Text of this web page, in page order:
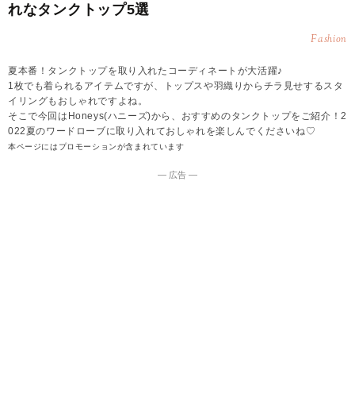
れなタンクトップ5選
Fashion
夏本番！タンクトップを取り入れたコーディネートが大活躍♪
1枚でも着られるアイテムですが、トップスや羽織りからチラ見せするスタ
イリングもおしゃれですよね。
そこで今回はHoneys(ハニーズ)から、おすすめのタンクトップをご紹介！2
022夏のワードローブに取り入れておしゃれを楽しんでくださいね♡
本ページにはプロモーションが含まれています
― 広告 ―